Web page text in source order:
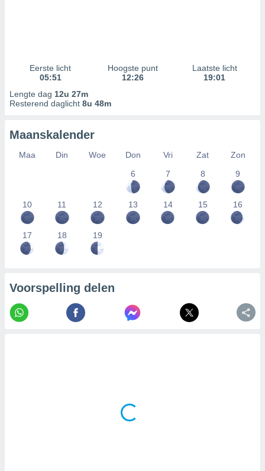
Eerste licht
05:51
Hoogste punt
12:26
Laatste licht
19:01
Lengte dag 12u 27m
Resterend daglicht 8u 48m
Maanskalender
Maa Din Woe Don Vri Zat
Zon
6
7 8 9
10 11 12 13 14 15 16
17 18 19
Voorspelling delen